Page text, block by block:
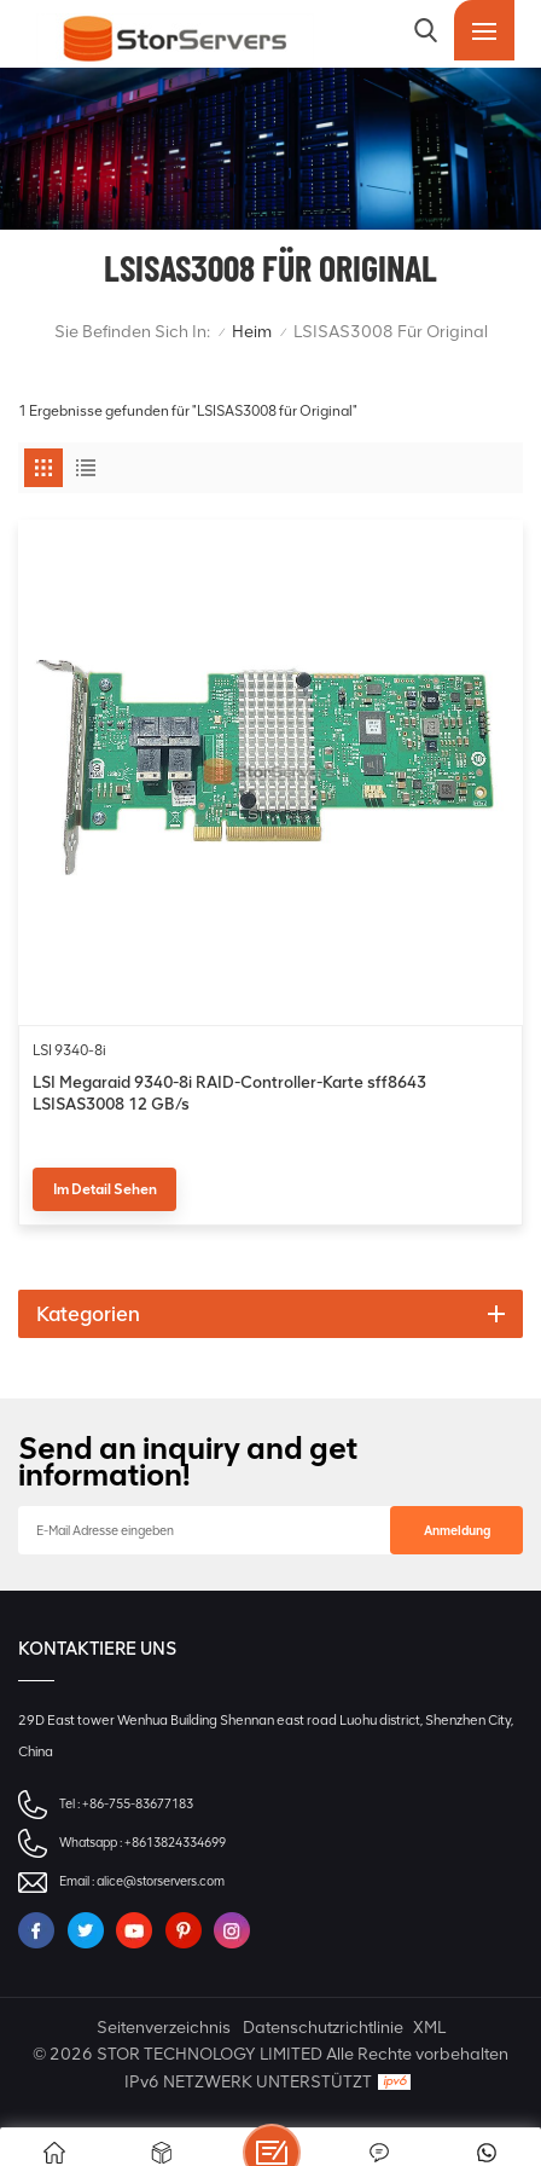
LSISAS3008 FÜR ORIGINAL
Sie Befinden Sich In: / Heim / LSISAS3008 Für Original
1 Ergebnisse gefunden für "LSISAS3008 für Original"
LSI 9340-8i
LSI Megaraid 9340-8i RAID-Controller-Karte sff8643
LSISAS3008 12 GB/s
Im Detail Sehen
Kategorien
Send an inquiry and get
information!
KONTAKTIERE UNS
29D East tower Wenhua Building Shennan east road Luohu district, Shenzhen City,
China
Tel :+86-755-83677183
Whatsapp :+8613824334699
Email :alice@storservers.com
Seitenverzeichnis Datenschutzrichtlinie XML
© 2026 STOR TECHNOLOGY LIMITED Alle Rechte vorbehalten
IPv6 NETZWERK UNTERSTÜTZT